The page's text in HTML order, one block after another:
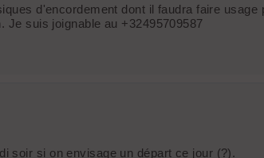
d'encordement dont il faudra faire
Je suis joignable au +32495709587
soir si on envisage un départ ce jour (?).